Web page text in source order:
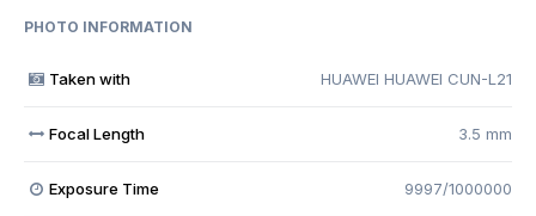
PHOTO INFORMATION
Taken with HUAWEI HUAWEI CUN-L21
Focal Length 3.5 mm
Exposure Time 9997/1000000